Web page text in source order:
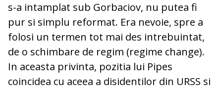
s-a intamplat sub Gorbaciov, nu putea fi
pur si simplu reformat. Era nevoie, spre a
folosi un termen tot mai des intrebuintat,
de o schimbare de regim (regime change).
In aceasta privinta, pozitia lui Pipes
coincidea cu aceea a disidentilor din URSS si